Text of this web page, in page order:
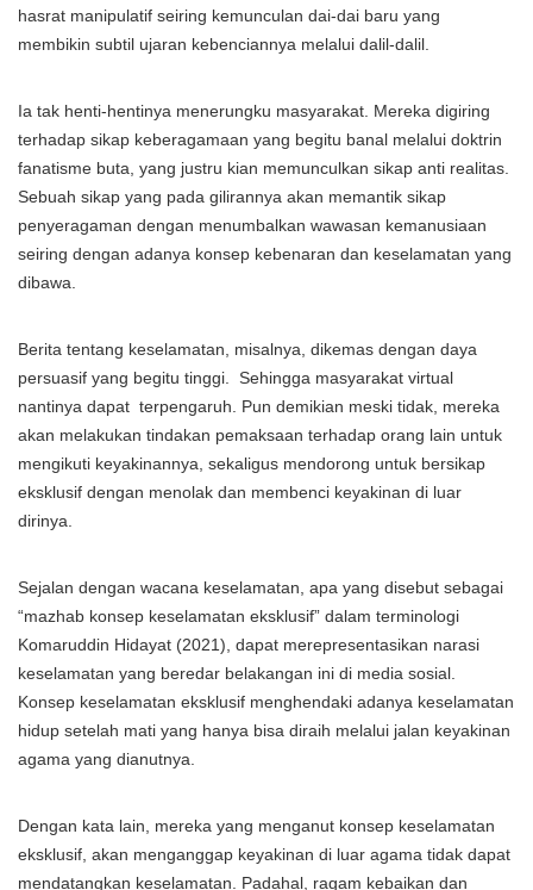
hasrat manipulatif seiring kemunculan dai-dai baru yang
membikin subtil ujaran kebenciannya melalui dalil-dalil.
Ia tak henti-hentinya menerungku masyarakat. Mereka digiring
terhadap sikap keberagamaan yang begitu banal melalui doktrin
fanatisme buta, yang justru kian memunculkan sikap anti realitas.
Sebuah sikap yang pada gilirannya akan memantik sikap
penyeragaman dengan menumbalkan wawasan kemanusiaan
seiring dengan adanya konsep kebenaran dan keselamatan yang
dibawa.
Berita tentang keselamatan, misalnya, dikemas dengan daya
persuasif yang begitu tinggi. Sehingga masyarakat virtual
nantinya dapat terpengaruh. Pun demikian meski tidak, mereka
akan melakukan tindakan pemaksaan terhadap orang lain untuk
mengikuti keyakinannya, sekaligus mendorong untuk bersikap
eksklusif dengan menolak dan membenci keyakinan di luar
dirinya.
Sejalan dengan wacana keselamatan, apa yang disebut sebagai
“mazhab konsep keselamatan eksklusif” dalam terminologi
Komaruddin Hidayat (2021), dapat merepresentasikan narasi
keselamatan yang beredar belakangan ini di media sosial.
Konsep keselamatan eksklusif menghendaki adanya keselamatan
hidup setelah mati yang hanya bisa diraih melalui jalan keyakinan
agama yang dianutnya.
Dengan kata lain, mereka yang menganut konsep keselamatan
eksklusif, akan menganggap keyakinan di luar agama tidak dapat
mendatangkan keselamatan. Padahal, ragam kebaikan dan